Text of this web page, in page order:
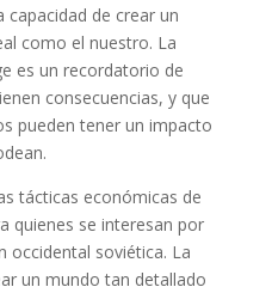
capacidad de crear un
como el nuestro. La
es un recordatorio de
consecuencias, y que
pueden tener un impacto
tácticas económicas de
quienes se interesan por
occidental soviética. La
un mundo tan detallado